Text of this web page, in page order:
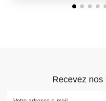
Recevez